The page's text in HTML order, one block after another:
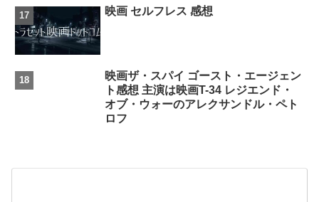
映画 セルフレス 感想
映画ザ・スパイ ゴースト・エージェン
ト感想 主演は映画T-34 レジエンド・
オブ・ウォーのアレクサンドル・ペト
ロフ